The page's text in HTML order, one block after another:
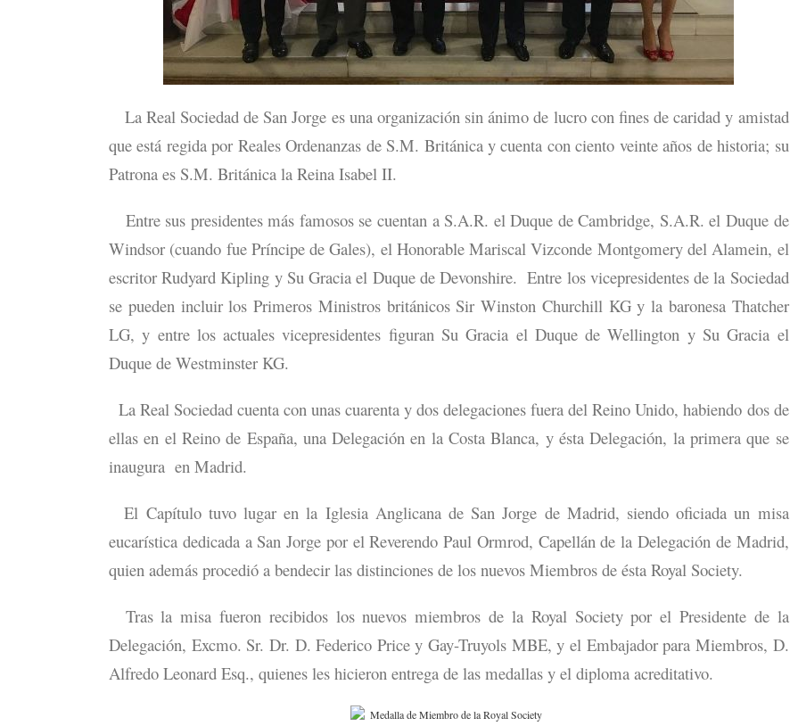
La Real Sociedad de San Jorge es una organización sin ánimo de lucro con fines de caridad y amistad
que está regida por Reales Ordenanzas de S.M. Británica y cuenta con ciento veinte años de historia; su
Patrona es S.M. Británica la Reina Isabel II.
Entre sus presidentes más famosos se cuentan a S.A.R. el Duque de Cambridge, S.A.R. el Duque de
Windsor (cuando fue Príncipe de Gales), el Honorable Mariscal Vizconde Montgomery del Alamein, el
escritor Rudyard Kipling y Su Gracia el Duque de Devonshire. Entre los vicepresidentes de la Sociedad
se pueden incluir los Primeros Ministros británicos Sir Winston Churchill KG y la baronesa Thatcher
LG, y entre los actuales vicepresidentes figuran Su Gracia el Duque de Wellington y Su Gracia el
Duque de Westminster KG.
La Real Sociedad cuenta con unas cuarenta y dos delegaciones fuera del Reino Unido, habiendo dos de
ellas en el Reino de España, una Delegación en la Costa Blanca, y ésta Delegación, la primera que se
inaugura en Madrid.
El Capítulo tuvo lugar en la Iglesia Anglicana de San Jorge de Madrid, siendo oficiada un misa
eucarística dedicada a San Jorge por el Reverendo Paul Ormrod, Capellán de la Delegación de Madrid,
quien además procedió a bendecir las distinciones de los nuevos Miembros de ésta Royal Society.
Tras la misa fueron recibidos los nuevos miembros de la Royal Society por el Presidente de la
Delegación, Excmo. Sr. Dr. D. Federico Price y Gay-Truyols MBE, y el Embajador para Miembros, D.
Alfredo Leonard Esq., quienes les hicieron entrega de las medallas y el diploma acreditativo.